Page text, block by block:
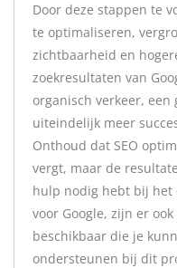
Door deze stappen te
te optimaliseren,
zichtbaarheid en
zoekresultaten van
organisch verkeer,
uiteindelijk meer
Onthoud dat SEO
vergt, maar de
hulp nodig hebt bij het
voor Google, zijn er
beschikbaar die je
ondersteunen bij dit